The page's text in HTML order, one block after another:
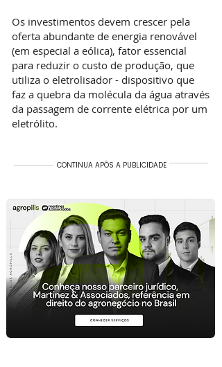
Os investimentos devem crescer pela
oferta abundante de energia renovável
(em especial a eólica), fator essencial
para reduzir o custo de produção, que
utiliza o eletrolisador - dispositivo que
faz a quebra da molécula da água através
da passagem de corrente elétrica por um
eletrólito.
CONTINUA APÓS A PUBLICIDADE